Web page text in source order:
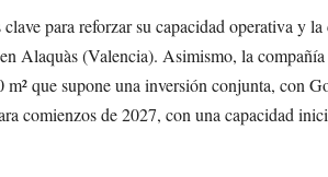
para reforzar su capacidad operativa y
Alaquàs (Valencia). Asimismo, la
que supone una inversión conjunta, con
comienzos de 2027, con una capacidad